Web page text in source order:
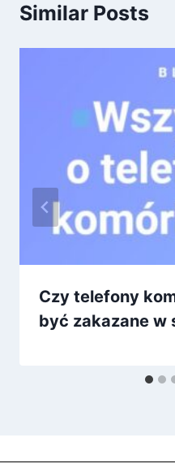
Similar Posts
Czy telefony
być zakazane w